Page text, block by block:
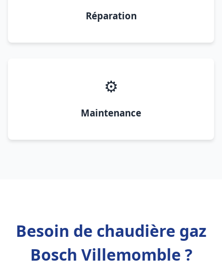
Réparation
⚙️
Maintenance
Besoin de chaudière gaz
Bosch Villemomble ?